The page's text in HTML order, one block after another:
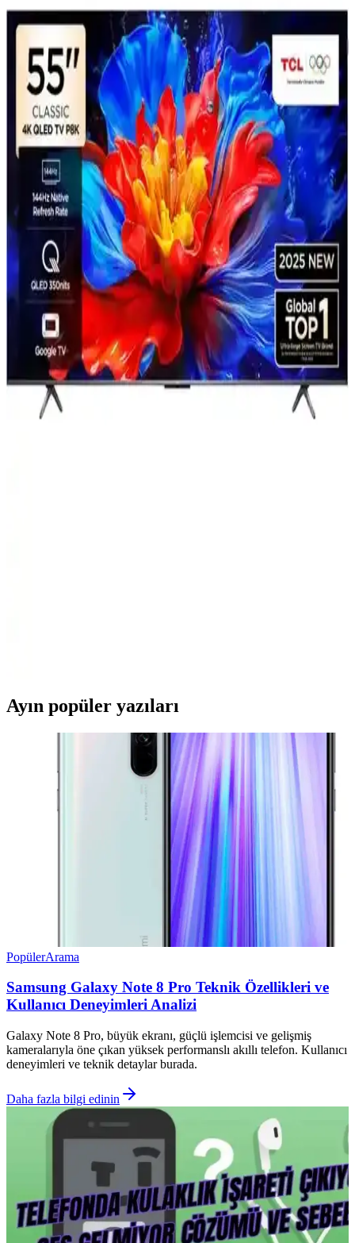
TV'lerin Detaylı Karşılaştırması
TCL 55P755 ve Vestel 50UA9740 modellerinin ekran, ses ve
kullanım özellikleri detaylı karşılaştırmasıyla hangi TV'nin sizin için
uygun olduğunu keşfedin.
Akıllı TV'lere Uygulama Yükleme Rehberi: Adımlar,
Sorunlar ve Güncel Teknolojiler
Akıllı TV'lere uygulama yükleme adımlarını, karşılaşılan sorunları
ve güncel teknolojik gelişmeleri içeren kapsamlı rehber. Güvenli ve
sorunsuz yükleme için ipuçları sunuyor.
Nextstar YE-75IDWG11 ve TCL 75V6C 75 İnç 4K
Ultra HD Akıllı LED TV Karşılaştırması
Bu makalede, Nextstar YE-75IDWG11 ve TCL 75V6C 75 inç 4K
Ultra HD akıllı televizyonların ekran teknolojisi, ses kalitesi ve
kullanıcı deneyimi gibi temel özellikleri detaylı şekilde
karşılaştırılıyor.
Grundig 65 GJU 7000 B ile Samsung 65U8000F: 65
inç akıllı TV karşılaştırması
Bu karşılaştırma, Grundig 65 GJU 7000 B ile Samsung
65U8000F’yi 65 inç, 4K çözünürlük, dahili uydu, HDMI sayısı,
işletim sistemi ve enerji sınıfı gibi kriterlerle inceler; kullanıcı
yorumlarıyla artı-eksileri öne çıkarır. İçerik çeşitliliğini artırır.
Ayın popüler yazıları
PopülerArama
Samsung Galaxy Note 8 Pro Teknik Özellikleri ve
Kullanıcı Deneyimleri Analizi
Galaxy Note 8 Pro, büyük ekranı, güçlü işlemcisi ve gelişmiş
kameralarıyla öne çıkan yüksek performanslı akıllı telefon. Kullanıcı
deneyimleri ve teknik detaylar burada.
Daha fazla bilgi edinin